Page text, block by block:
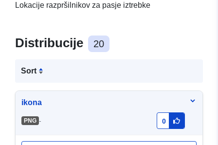
Lokacije razpršilnikov za pasje iztrebke
Distribucije 20
Sort
ikona
PNG - 0